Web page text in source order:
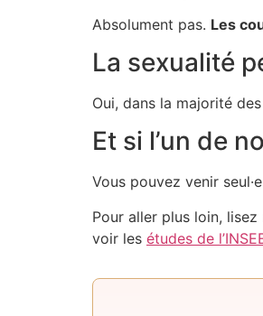
Absolument pas. Les
La sexualité
Oui, dans la majorité
Et si l’un de
Vous pouvez venir
Pour aller plus loin,
voir les études de